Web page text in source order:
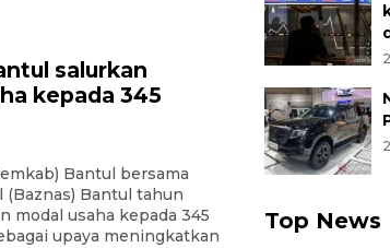
salurkan
kepada 345
Bantul bersama
(Baznas) Bantul tahun
modal usaha kepada 345
upaya meningkatkan
Top News